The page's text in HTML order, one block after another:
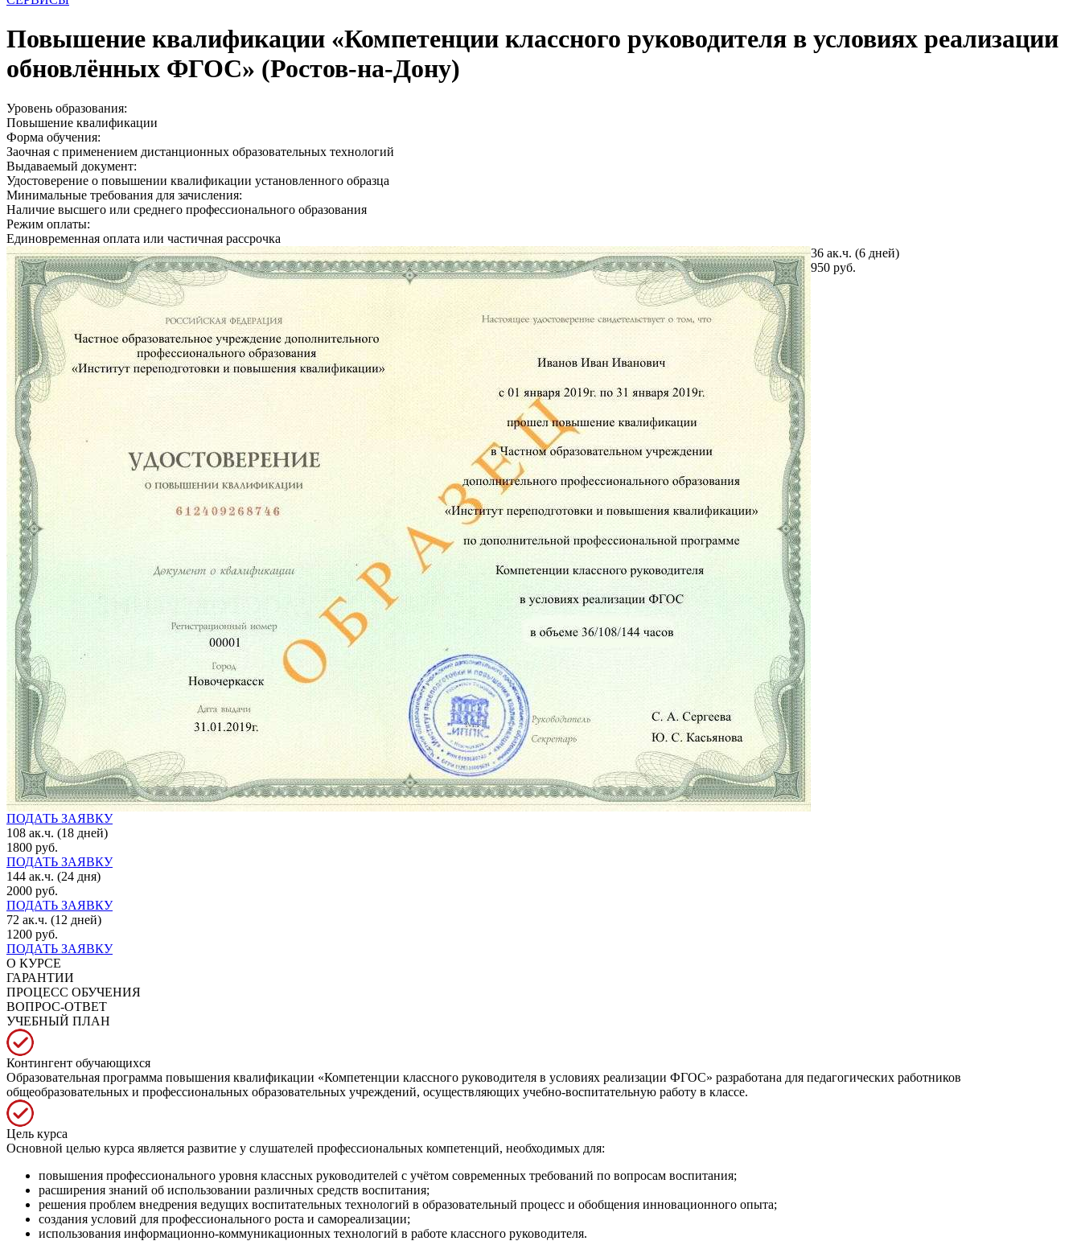
Повышение квалификации «Компетенции классного руководителя в условиях реализации
обновлённых ФГОС» (Ростов-на-Дону)
Уровень образования:
Повышение квалификации
Форма обучения:
Заочная с применением дистанционных образовательных технологий
Выдаваемый документ:
Удостоверение о повышении квалификации установленного образца
Минимальные требования для зачисления:
Наличие высшего или среднего профессионального образования
Режим оплаты:
Единовременная оплата или частичная рассрочка
36 ак.ч. (6 дней)
950 руб.
ПОДАТЬ ЗАЯВКУ
108 ак.ч. (18 дней)
1800 руб.
ПОДАТЬ ЗАЯВКУ
144 ак.ч. (24 дня)
2000 руб.
ПОДАТЬ ЗАЯВКУ
72 ак.ч. (12 дней)
1200 руб.
ПОДАТЬ ЗАЯВКУ
О КУРСЕ
ГАРАНТИИ
ПРОЦЕСС ОБУЧЕНИЯ
ВОПРОС-ОТВЕТ
УЧЕБНЫЙ ПЛАН
Контингент обучающихся
Образовательная программа повышения квалификации «Компетенции классного руководителя в условиях реализации ФГОС» разработана для педагогических работников
общеобразовательных и профессиональных образовательных учреждений, осуществляющих учебно-воспитательную работу в классе.
Цель курса
Основной целью курса является развитие у слушателей профессиональных компетенций, необходимых для:
повышения профессионального уровня классных руководителей с учётом современных требований по вопросам воспитания;
расширения знаний об использовании различных средств воспитания;
решения проблем внедрения ведущих воспитательных технологий в образовательный процесс и обобщения инновационного опыта;
создания условий для профессионального роста и самореализации;
использования информационно-коммуникационных технологий в работе классного руководителя.